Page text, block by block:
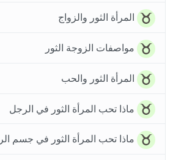
المرأة الثور والزواج
مواصفات الزوجة الثور
المرأة الثور والحب
ماذا تحب المرأة الثور في الرجل
ماذا تحب المرأة الثور في جسم